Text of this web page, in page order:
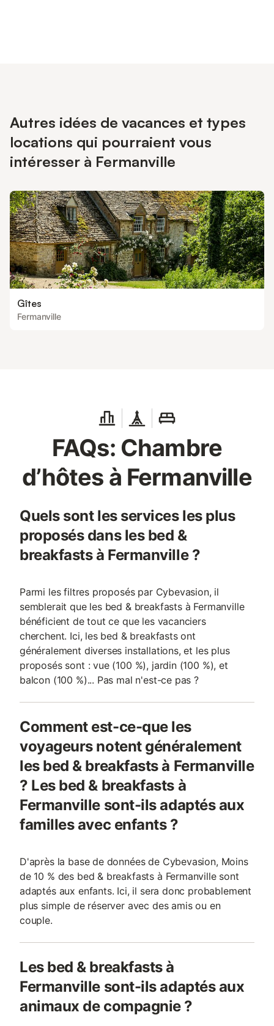
Autres idées de vacances et types
locations qui pourraient vous
intéresser à Fermanville
Gîtes
Fermanville
FAQs: Chambre
d’hôtes à Fermanville
Quels sont les services les plus
proposés dans les bed &
breakfasts à Fermanville ?
Parmi les filtres proposés par Cybevasion, il
semblerait que les bed & breakfasts à Fermanville
bénéficient de tout ce que les vacanciers
cherchent. Ici, les bed & breakfasts ont
généralement diverses installations, et les plus
proposés sont : vue (100 %), jardin (100 %), et
balcon (100 %)... Pas mal n'est-ce pas ?
Comment est-ce-que les
voyageurs notent généralement
les bed & breakfasts à Fermanville
? Les bed & breakfasts à
Fermanville sont-ils adaptés aux
familles avec enfants ?
D'après la base de données de Cybevasion, Moins
de 10 % des bed & breakfasts à Fermanville sont
adaptés aux enfants. Ici, il sera donc probablement
plus simple de réserver avec des amis ou en
couple.
Les bed & breakfasts à
Fermanville sont-ils adaptés aux
animaux de compagnie ?